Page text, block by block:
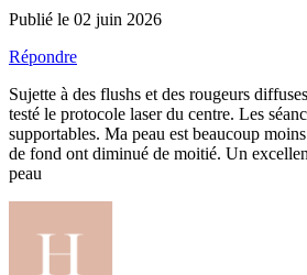
Publié le 02 juin 2026
Répondre
Sujette à des flushs et des rougeurs
testé le protocole laser du centre. Les
supportables. Ma peau est beaucoup
de fond ont diminué de moitié. Un
peau